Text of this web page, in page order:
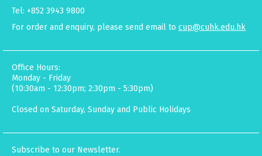
Tel: +852 3943 9800
For order and enquiry, please send email to cup@cuhk.edu.hk
Office Hours:
Monday - Friday
(10:30am - 12:30pm; 2:30pm - 5:30pm)
Closed on Saturday, Sunday and Public Holidays
Subscribe to our Newsletter.